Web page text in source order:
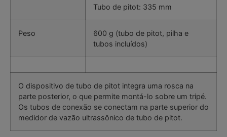
Tubo de pitot: 335 mm
Peso
600 g (tubo de pitot, pilha e
tubos incluídos)
O dispositivo de tubo de pitot integra uma rosca na
parte posterior, o que permite montá-lo sobre um tripé.
Os tubos de conexão se conectam na parte superior do
medidor de vazão ultrassônico de tubo de pitot.